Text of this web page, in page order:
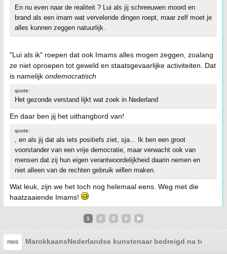
En nu even naar de realiteit ? Lui als jij schreeuwen moord en
brand als een imam wat vervelende dingen roept, maar zelf moet je
alles kunnen zeggen natuurlijk.
"Lui als ik" roepen dat ook Imams alles mogen zeggen, zoalang
ze niet oproepen tot geweld en staatsgevaarlijke activiteiten. Dat
is namelijk ondemocratisch
quote:
Het gezonde verstand lijkt wat zoek in Nederland
En daar ben jij het uithangbord van!
quote:
, en als jij dat als iets positiefs ziet, sja... Ik ben een groot
voorstander van een vrije democratie, maar verwacht ook van
mensen dat zij hun eigen verantwoordelijkheid daarin nemen en
niet alleen van de rechten gebruik willen maken.
Wat leuk, zijn we het toch nog helemaal eens. Weg met die
haatzaaiende Imams!
1 2 3 4
nws MarokkaansNederlandse kunstenaar bedreigd na